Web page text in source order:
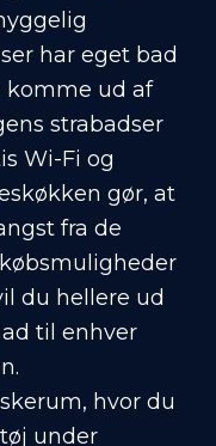
har eget bad
komme ud af
strabadser
Wi-Fi og
gør, at
fra de
du hellere ud
til enhver
hvor du
under